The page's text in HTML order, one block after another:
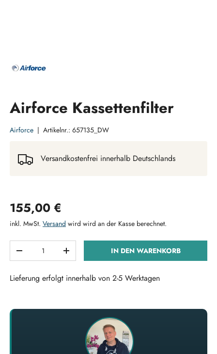
Airforce Kassettenfilter
Airforce | Artikelnr.: 657135_DW
Versandkostenfrei innerhalb Deutschlands
Normaler Preis
155,00 €
inkl. MwSt. Versand wird wird an der Kasse berechnet.
MENGE VERRINGERNMENGE ERHÖHENIN DEN WARENKORB
Lieferung erfolgt innerhalb von 2-5 Werktagen